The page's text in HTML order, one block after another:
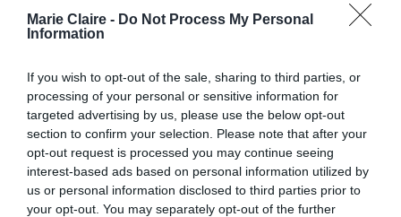
Marie Claire - Do Not Process My Personal
Information
If you wish to opt-out of the sale, sharing to third parties, or
processing of your personal or sensitive information for
targeted advertising by us, please use the below opt-out
section to confirm your selection. Please note that after your
opt-out request is processed you may continue seeing
interest-based ads based on personal information utilized by
us or personal information disclosed to third parties prior to
your opt-out. You may separately opt-out of the further